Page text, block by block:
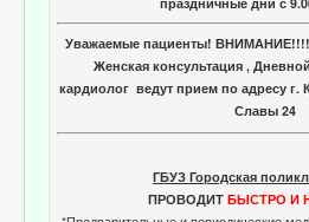
Уважаемые пациенты! ВНИМАНИЕ!!!!
Женская консультация ,
кардиолог ведут прием по адресу г.
Славы 24
ГБУЗ Городская
ПРОВОДИТ БЫСТРО И